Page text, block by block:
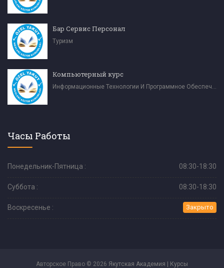
Бар Сервис Персонал
Туризм
Компьютерный курс
Информационные Технологии И Программное Обеспечение
Часы Работы
Понедельник-Пятница : 08:30-18:30
Суббота : 08:30-18:30
Воскресенье : Закрыто
Авторское Право © 2026 Якутская Академия | Курсы